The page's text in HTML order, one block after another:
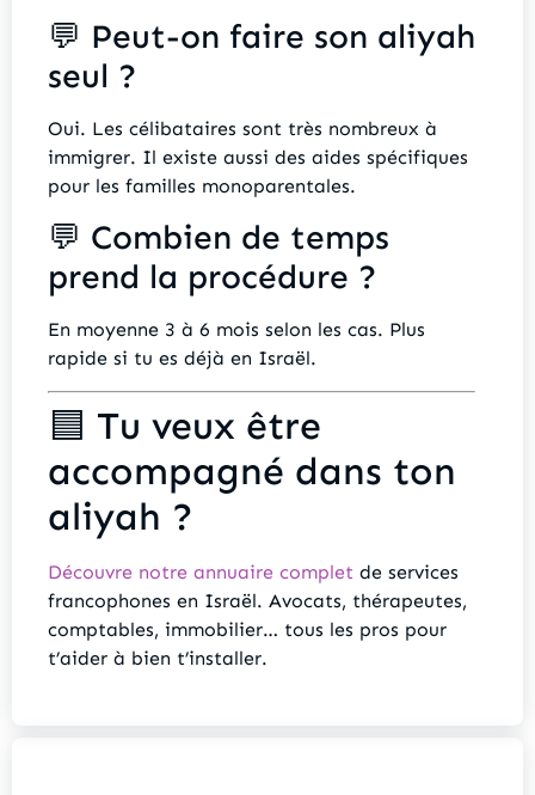
💬 Peut-on faire son aliyah
seul ?
Oui. Les célibataires sont très nombreux à
immigrer. Il existe aussi des aides spécifiques
pour les familles monoparentales.
💬 Combien de temps
prend la procédure ?
En moyenne 3 à 6 mois selon les cas. Plus
rapide si tu es déjà en Israël.
🟦 Tu veux être
accompagné dans ton
aliyah ?
Découvre notre annuaire complet de services
francophones en Israël. Avocats, thérapeutes,
comptables, immobilier… tous les pros pour
t’aider à bien t’installer.